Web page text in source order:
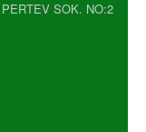
SOK. NO:2